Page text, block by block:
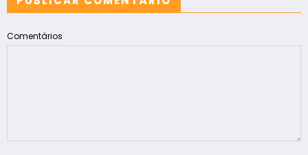
Comentários